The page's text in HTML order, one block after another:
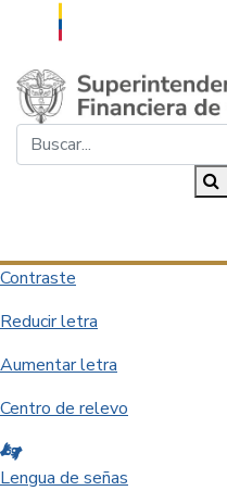
Saltar al contenido principal
Contraste
Reducir letra
Aumentar letra
Centro de relevo
Lengua de señas